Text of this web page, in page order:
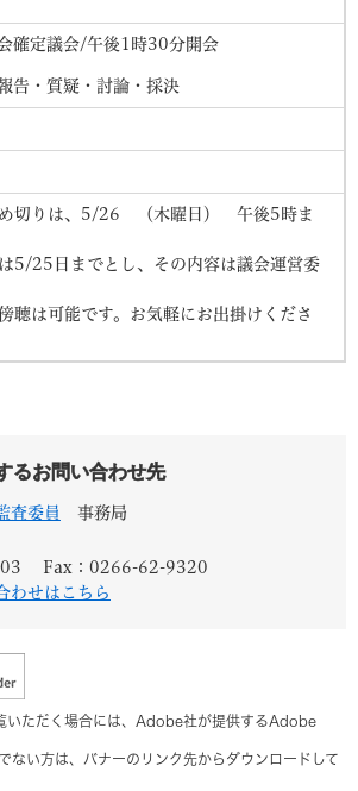
確定議会/午後1時30分開会
告・質疑・討論・採決
切りは、5/26 （木曜日） 午後5時ま
5/25日までとし、その内容は議会運営委
聴は可能です。お気軽にお出掛けくださ
るお問い合わせ先
査委員 事務局
Fax：0266-62-9320
わせはこちら
いただく場合には、Adobe社が提供するAdobe
い方は、バナーのリンク先からダウンロードして